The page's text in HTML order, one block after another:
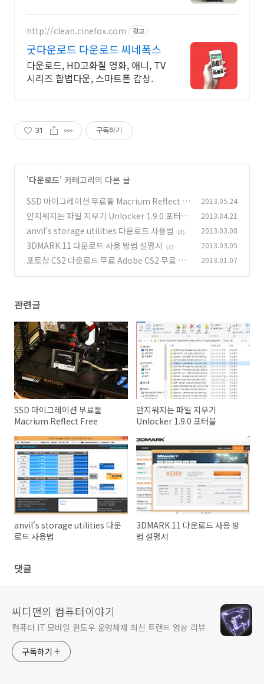
http://clean.cinefox.com 광고
굿다운로드 다운로드 씨네폭스
다운로드, HD고화질 영화, 애니, TV
시리즈 합법다운, 스마트폰 감상.
31 구독하기
'다운로드' 카테고리의 다른 글
SSD 마이그레이션 무료툴 Macrium Reflect Fr
ee
(299)
2013.05.24
안지워지는 파일 지우기 Unlocker 1.9.0 포터블
(6)
2013.04.21
anvil's storage utilities 다운로드 사용법 (3) 2013.03.08
3DMARK 11 다운로드 사용 방법 설명서 (7) 2013.03.05
포토샵 CS2 다운로드 무료 Adobe CS2 무료 다
2013.01.07
관련글
SSD 마이그레이션 무료툴
Macrium Reflect Free
안지워지는 파일 지우기
Unlocker 1.9.0 포터블
anvil's storage utilities 다운
로드 사용법
3DMARK 11 다운로드 사용 방
법 설명서
댓글
씨디맨의 컴퓨터이야기
컴퓨터 IT 모바일 윈도우 운영체제 최신 트랜드 영상 리뷰
구독하기